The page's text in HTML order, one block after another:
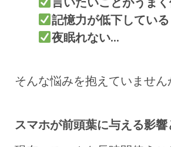
記憶力が低下している
夜眠れない…
そんな悩みを抱えていません
スマホが前頭葉に与える影響